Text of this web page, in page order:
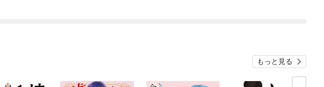
もっと見る